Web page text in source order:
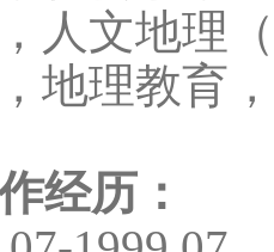
人文地理
地理教育
经历：